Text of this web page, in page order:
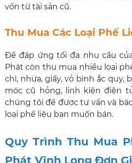
vốn từ tài sản cũ.
Thu Mua Các Loại Phế
Để đáp ứng tối đa nhu cầu
Phát còn thu mua nhiều loại
chì, nhựa, giấy, vỏ bình ắc quy,
móc cũ hỏng, linh kiện điện
chúng tôi để được tư vấn và
loại phế liệu bạn muốn bán.
Quy Trình Thu Mua
Phát Vĩnh Long Đơn